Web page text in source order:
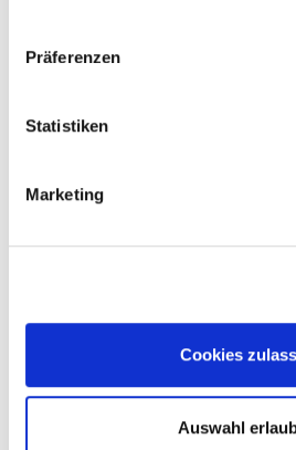
Präferenzen
Statistiken
Marketing
Cookies
Auswahl
präsentieren ihre
Wirtschaftsförderung der Stadt
beantragt werden können,
sind folgende Unterlagen
Lageplan Fördergebiet
Leerstandsprogramms